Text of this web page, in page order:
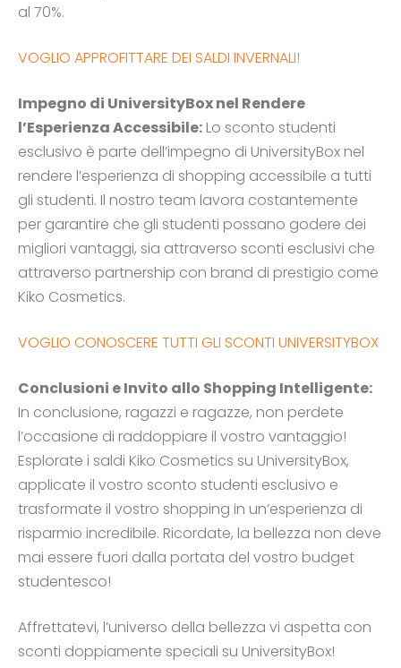
al 70%.
VOGLIO APPROFITTARE DEI SALDI INVERNALI!
Impegno di UniversityBox nel Rendere
l’Esperienza Accessibile: Lo sconto studenti
esclusivo è parte dell’impegno di UniversityBox nel
rendere l’esperienza di shopping accessibile a tutti
gli studenti. Il nostro team lavora costantemente
per garantire che gli studenti possano godere dei
migliori vantaggi, sia attraverso sconti esclusivi che
attraverso partnership con brand di prestigio come
Kiko Cosmetics.
VOGLIO CONOSCERE TUTTI GLI SCONTI UNIVERSITYBOX
Conclusioni e Invito allo Shopping Intelligente:
In conclusione, ragazzi e ragazze, non perdete
l’occasione di raddoppiare il vostro vantaggio!
Esplorate i saldi Kiko Cosmetics su UniversityBox,
applicate il vostro sconto studenti esclusivo e
trasformate il vostro shopping in un’esperienza di
risparmio incredibile. Ricordate, la bellezza non deve
mai essere fuori dalla portata del vostro budget
studentesco!
Affrettatevi, l’universo della bellezza vi aspetta con
sconti doppiamente speciali su UniversityBox!